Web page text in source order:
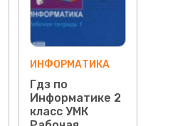
ИНФОРМАТИКА
Гдз по
Информатике 2
класс УМК